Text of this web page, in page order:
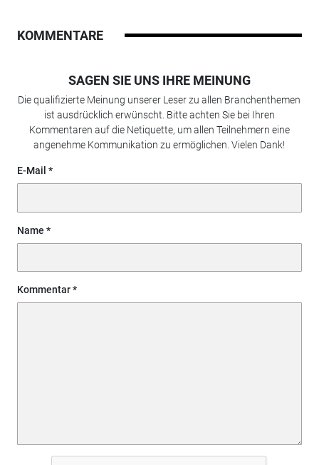
KOMMENTARE
SAGEN SIE UNS IHRE MEINUNG
Die qualifizierte Meinung unserer Leser zu allen Branchenthemen
ist ausdrücklich erwünscht. Bitte achten Sie bei Ihren
Kommentaren auf die Netiquette, um allen Teilnehmern eine
angenehme Kommunikation zu ermöglichen. Vielen Dank!
E-Mail
Name
Kommentar